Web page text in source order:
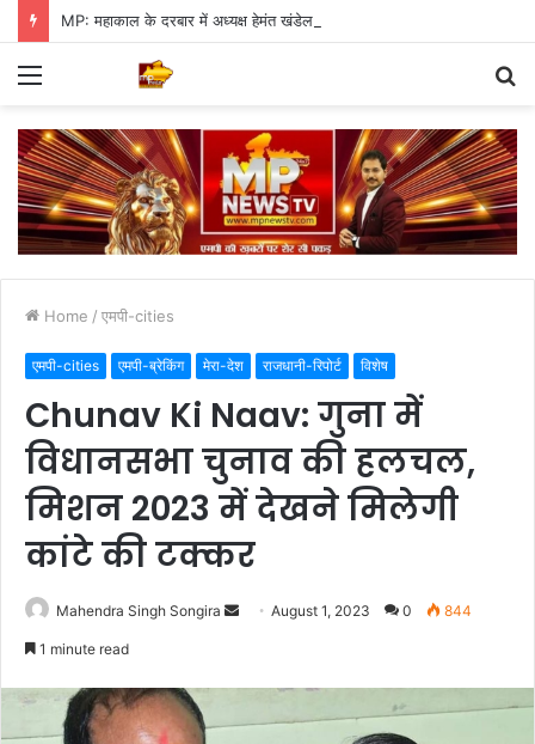
Menu
Home / एमपी-cities
एमपी-cities एमपी-ब्रेकिंग मेरा-देश राजधानी-रिपोर्ट विशेष
Chunav Ki Naav: गुना में
विधानसभा चुनाव की हलचल,
मिशन 2023 में देखने मिलेगी
कांटे की टक्कर
Mahendra Singh Songira
Send August 1, 2023 0 844
1 minute read